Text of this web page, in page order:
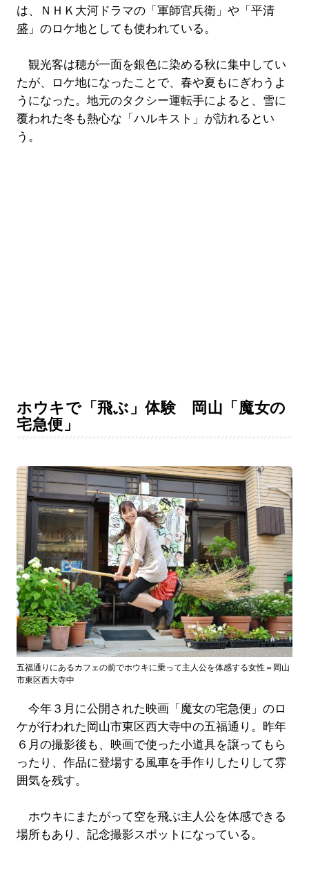
は、ＮＨＫ大河ドラマの「軍師官兵衛」や「平清
盛」のロケ地としても使われている。
観光客は穂が一面を銀色に染める秋に集中してい
たが、ロケ地になったことで、春や夏もにぎわうよ
うになった。地元のタクシー運転手によると、雪に
覆われた冬も熱心な「ハルキスト」が訪れるとい
う。
ホウキで「飛ぶ」体験 岡山「魔女の
宅急便」
五福通りにあるカフェの前でホウキに乗って主人公を体感する女性＝岡山
市東区西大寺中
今年３月に公開された映画「魔女の宅急便」のロ
ケが行われた岡山市東区西大寺中の五福通り。昨年
６月の撮影後も、映画で使った小道具を譲ってもら
ったり、作品に登場する風車を手作りしたりして雰
囲気を残す。
ホウキにまたがって空を飛ぶ主人公を体感できる
場所もあり、記念撮影スポットになっている。